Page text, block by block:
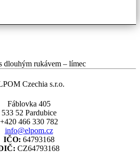
Czechia s.r.o.
Fáblovka 405
533 52 Pardubice
+420 466 330 782
info@elpom.cz
IČO: 64793168
CZ64793168